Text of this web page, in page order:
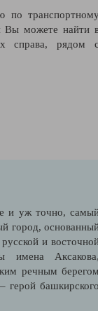
по
Вы можете найти
справа, рядом
и уж точно,
город,
и
имена
речным
герой